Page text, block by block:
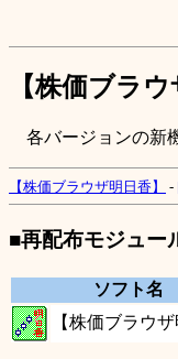
【株価ブラ
各バージョンの新
【株価ブラウザ明日香】 -
■再配布モジュー
ソフト名
【株価ブラウザ